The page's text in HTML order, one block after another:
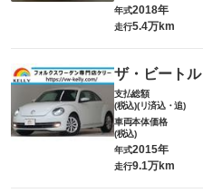
年式2018年
走行5.4万km
ザ・ビートル
支払総額
(税込)(リ済込・追)
車両本体価格
(税込)
年式2015年
走行9.1万km